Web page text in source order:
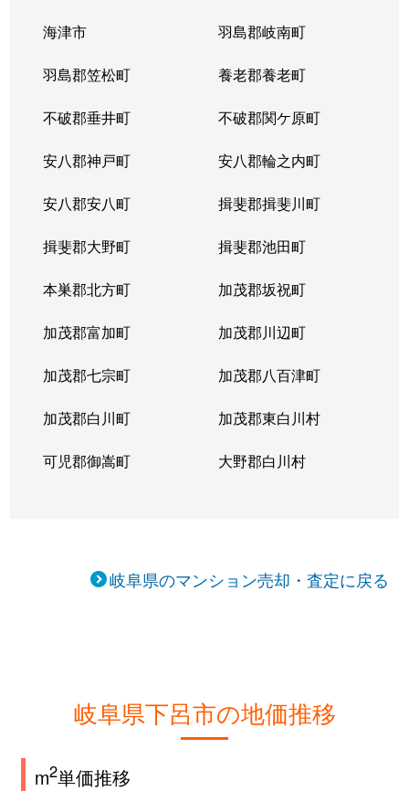
海津市 羽島郡岐南町
羽島郡笠松町 養老郡養老町
不破郡垂井町 不破郡関ケ原町
安八郡神戸町 安八郡輪之内町
安八郡安八町 揖斐郡揖斐川町
揖斐郡大野町 揖斐郡池田町
本巣郡北方町 加茂郡坂祝町
加茂郡富加町 加茂郡川辺町
加茂郡七宗町 加茂郡八百津町
加茂郡白川町 加茂郡東白川村
可児郡御嵩町 大野郡白川村
岐阜県のマンション売却・査定に戻る
岐阜県下呂市の地価推移
m2単価推移